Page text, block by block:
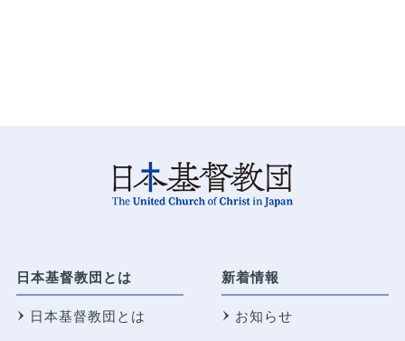
日本基督教団とは
日本基督教団とは
新着情報
お知らせ